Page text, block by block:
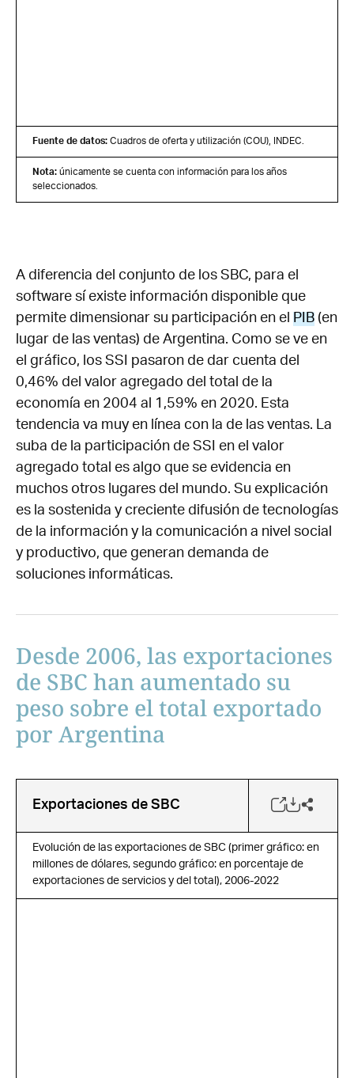
Fuente de datos: Cuadros de oferta y utilización (COU), INDEC.
Nota: únicamente se cuenta con información para los años
seleccionados.
A diferencia del conjunto de los SBC, para el
software sí existe información disponible que
permite dimensionar su participación en el PIB (en
lugar de las ventas) de Argentina. Como se ve en
el gráfico, los SSI pasaron de dar cuenta del
0,46% del valor agregado del total de la
economía en 2004 al 1,59% en 2020. Esta
tendencia va muy en línea con la de las ventas. La
suba de la participación de SSI en el valor
agregado total es algo que se evidencia en
muchos otros lugares del mundo. Su explicación
es la sostenida y creciente difusión de tecnologías
de la información y la comunicación a nivel social
y productivo, que generan demanda de
soluciones informáticas.
Desde 2006, las exportaciones
de SBC han aumentado su
peso sobre el total exportado
por Argentina
Exportaciones de SBC
Evolución de las exportaciones de SBC (primer gráfico: en
millones de dólares, segundo gráfico: en porcentaje de
exportaciones de servicios y del total), 2006-2022